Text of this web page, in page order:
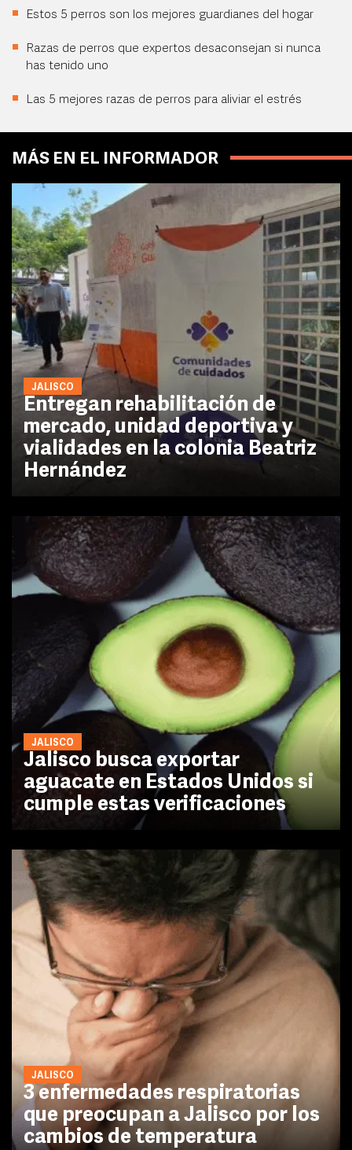
Estos 5 perros son los mejores guardianes del hogar
Razas de perros que expertos desaconsejan si nunca
has tenido uno
Las 5 mejores razas de perros para aliviar el estrés
MÁS EN EL INFORMADOR
JALISCO
Entregan rehabilitación de
mercado, unidad deportiva y
vialidades en la colonia Beatriz
Hernández
JALISCO
Jalisco busca exportar
aguacate en Estados Unidos si
cumple estas verificaciones
JALISCO
3 enfermedades respiratorias
que preocupan a Jalisco por los
cambios de temperatura